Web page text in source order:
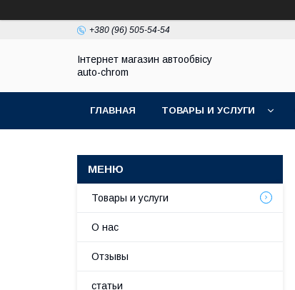
+380 (96) 505-54-54
Інтернет магазин автообвісу
auto-chrom
ГЛАВНАЯ ТОВАРЫ И УСЛУГИ
Товары и услуги
О нас
Отзывы
статьи